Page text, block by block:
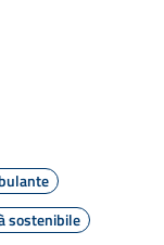
sostenibile